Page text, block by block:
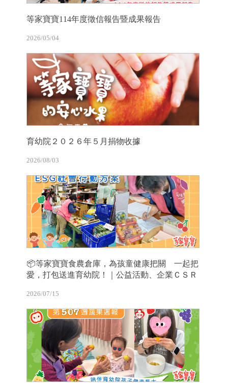
等家寶寶114年度徵信報告暨成果報告
2026/05/04
育幼院２０２６年５月捐物收據
2026/08/03
📦等家寶寶食農倉庫，為孩童健康把關 一起把
愛，打包送進育幼院！｜公益活動、企業ＣＳＲ
2026/07/15